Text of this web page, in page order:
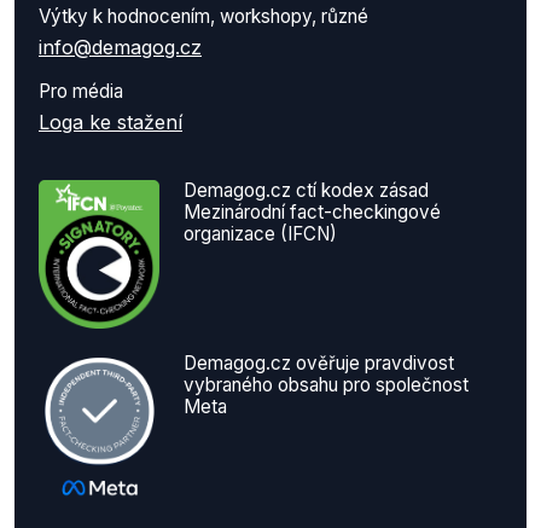
Výtky k hodnocením, workshopy, různé
info@demagog.cz
Pro média
Loga ke stažení
Demagog.cz ctí kodex zásad
Mezinárodní fact-checkingové
organizace (IFCN)
Demagog.cz ověřuje pravdivost
vybraného obsahu pro společnost
Meta